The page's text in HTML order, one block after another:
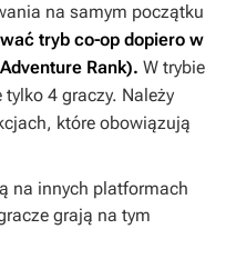
na samym początku
tryb co-op dopiero w
Rank). W trybie
tylko 4 graczy. Należy
które obowiązują
na innych platformach
grają na tym